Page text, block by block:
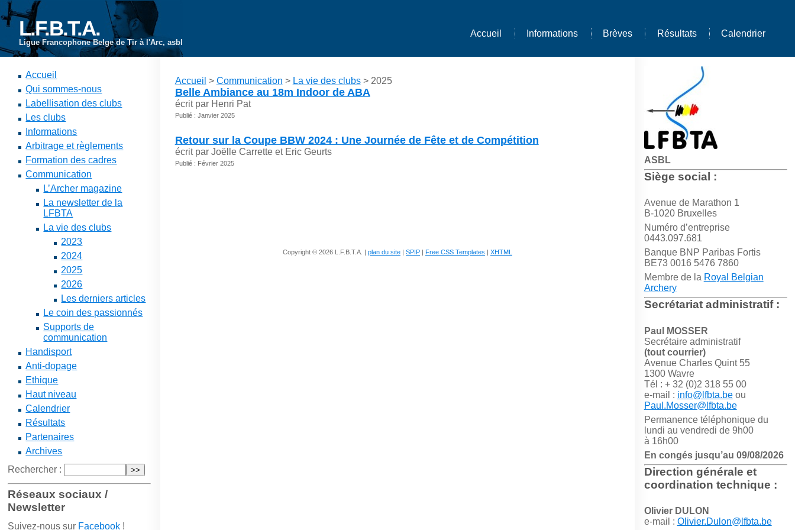
L.F.B.T.A.
Ligue Francophone Belge de Tir à l'Arc, asbl
Accueil Informations Brèves Résultats Calendrier
ASBL
Siège social :
Avenue de Marathon 1
B-1020 Bruxelles
Numéro d’entreprise
0443.097.681
Banque BNP Paribas Fortis
BE73 0016 5476 7860
Membre de la Royal Belgian
Archery
Secrétariat administratif :
Paul MOSSER
Secrétaire administratif
(tout courrier)
Avenue Charles Quint 55
1300 Wavre
Tél : + 32 (0)2 318 55 00
e-mail : info@lfbta.beou
Paul.Mosser@lfbta.be
Permanence téléphonique du
lundi au vendredi de 9h00
à 16h00
En congés jusqu’au 09/08/2026
Direction générale et
coordination technique :
Olivier DULON
e-mail : Olivier.Dulon@lfbta.be
Accueil
Qui sommes-nous
Labellisation des clubs
Les clubs
Informations
Arbitrage et règlements
Formation des cadres
Communication
L’Archer magazine
La newsletter de la
LFBTA
La vie des clubs
2023
2024
2025
2026
Les derniers articles
Le coin des passionnés
Supports de
communication
Handisport
Anti-dopage
Ethique
Haut niveau
Calendrier
Résultats
Partenaires
Archives
Rechercher :
Réseaux sociaux /
Newsletter
Suivez-nous sur Facebook !
Accueil > Communication > La vie des clubs> 2025
Belle Ambiance au 18m Indoor de ABA
écrit par Henri Pat
Publié : Janvier 2025
Retour sur la Coupe BBW 2024 : Une Journée de Fête et de Compétition
écrit par Joëlle Carrette et Eric Geurts
Publié : Février 2025
Copyright © 2026 L.F.B.T.A. | plan du site | SPIP | Free CSS Templates | XHTML